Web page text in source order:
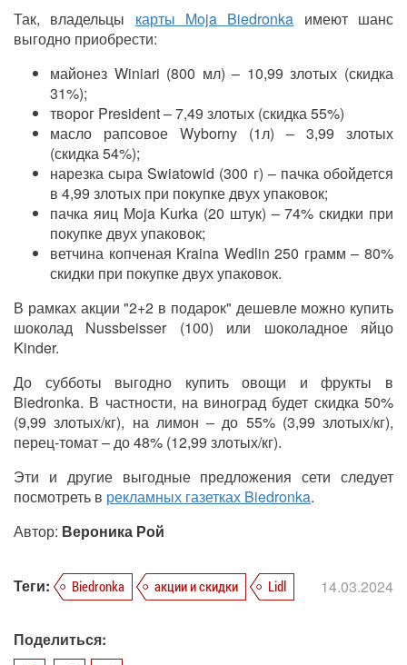
Так, владельцы карты Moja Biedronka имеют шанс
выгодно приобрести:
майонез Winiari (800 мл) – 10,99 злотых (скидка
31%);
творог President – 7,49 злотых (скидка 55%)
масло рапсовое Wyborny (1л) – 3,99 злотых
(скидка 54%);
нарезка сыра Swiatowid (300 г) – пачка обойдется
в 4,99 злотых при покупке двух упаковок;
пачка яиц Moja Kurka (20 штук) – 74% скидки при
покупке двух упаковок;
ветчина копченая Kraina Wedlin 250 грамм – 80%
скидки при покупке двух упаковок.
В рамках акции "2+2 в подарок" дешевле можно купить
шоколад Nussbeisser (100) или шоколадное яйцо
Kinder.
До субботы выгодно купить овощи и фрукты в
Biedronka. В частности, на виноград будет скидка 50%
(9,99 злотых/кг), на лимон – до 55% (3,99 злотых/кг),
перец-томат – до 48% (12,99 злотых/кг).
Эти и другие выгодные предложения сети следует
посмотреть в рекламных газетках Biedronka.
Автор: Вероника Рой
Теги: Biedronka акции и скидки Lidl 14.03.2024
Поделиться: